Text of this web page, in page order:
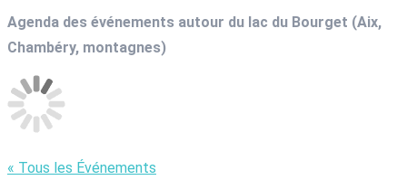
Agenda des événements autour du lac du Bourget (Aix,
Chambéry, montagnes)
« Tous les Événements